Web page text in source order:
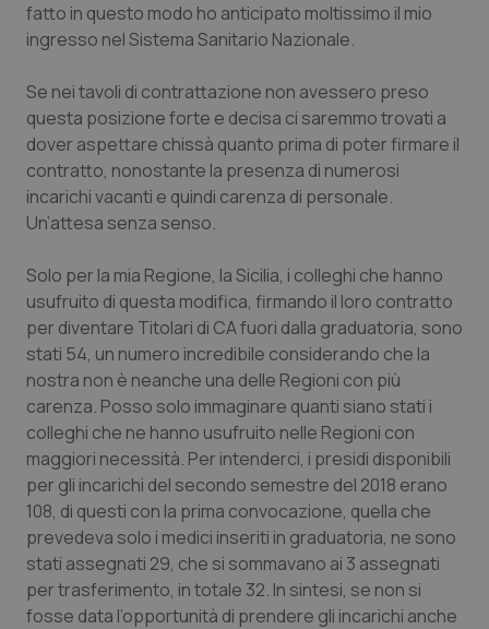
Professionisti Sanitari.AI
Abruzzo
Basilicata
Calabria
Emilia-Romagna
Friuli Venezia Giulia
Lazio
Liguria
Lombardia
Marche
QS Pro Gold
Artrite & artrosi
Asma & BPCO
Colesterolo & coronaropatie
Dermatite Atopica
Diabete & glucometri
Disturbi dell’umore
Dolore
Donna & Salute
QS Club Newsletter
fatto in questo modo ho anticipato moltissimo il mio
ingresso nel Sistema Sanitario Nazionale.
Se nei tavoli di contrattazione non avessero preso
questa posizione forte e decisa ci saremmo trovati a
dover aspettare chissà quanto prima di poter firmare il
contratto, nonostante la presenza di numerosi
incarichi vacanti e quindi carenza di personale.
Un’attesa senza senso.
Solo per la mia Regione, la Sicilia, i colleghi che hanno
usufruito di questa modifica, firmando il loro contratto
per diventare Titolari di CA fuori dalla graduatoria, sono
stati 54, un numero incredibile considerando che la
nostra non è neanche una delle Regioni con più
carenza. Posso solo immaginare quanti siano stati i
colleghi che ne hanno usufruito nelle Regioni con
maggiori necessità. Per intenderci, i presidi disponibili
per gli incarichi del secondo semestre del 2018 erano
108, di questi con la prima convocazione, quella che
prevedeva solo i medici inseriti in graduatoria, ne sono
stati assegnati 29, che si sommavano ai 3 assegnati
per trasferimento, in totale 32. In sintesi, se non si
fosse data l’opportunità di prendere gli incarichi anche